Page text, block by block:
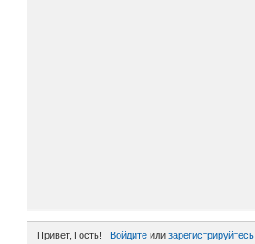
Привет, Гость! Войдитеили зарегистрируйтесь.